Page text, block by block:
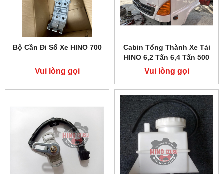
Bộ Cần Đi Số Xe HINO 700
Vui lòng gọi
Cabin Tổng Thành Xe Tải
HINO 6,2 Tấn 6,4 Tấn 500
FC
Vui lòng gọi